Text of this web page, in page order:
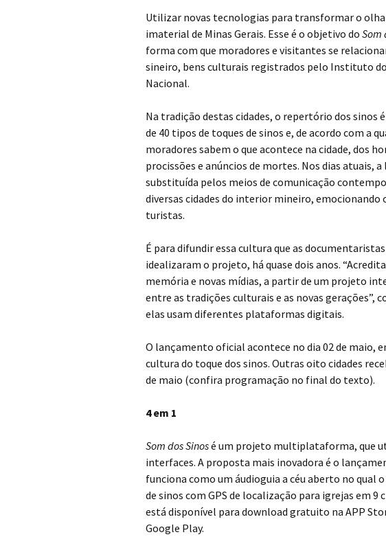
Utilizar novas tecnologias para transformar o
imaterial de Minas Gerais. Esse é o objetivo do Som
forma com que moradores e visitantes se
sineiro, bens culturais registrados pelo Instituto
Nacional.
Na tradição destas cidades, o repertório dos sinos
de 40 tipos de toques de sinos e, de acordo com a
moradores sabem o que acontece na cidade, dos
procissões e anúncios de mortes. Nos dias atuais,
substituída pelos meios de comunicação
diversas cidades do interior mineiro, emocionando
turistas.
É para difundir essa cultura que as
idealizaram o projeto, há quase dois anos.
memória e novas mídias, a partir de um projeto
entre as tradições culturais e as novas gerações”,
elas usam diferentes plataformas digitais.
O lançamento oficial acontece no dia 02 de maio,
cultura do toque dos sinos. Outras oito cidades
de maio (confira programação no final do texto).
4 em 1
Som dos Sinosé um projeto multiplataforma, que
interfaces. A proposta mais inovadora é o
funciona como um áudioguia a céu aberto no qual
de sinos com GPS de localização para igrejas em 9
está disponível para download gratuito na APP
Google Play.